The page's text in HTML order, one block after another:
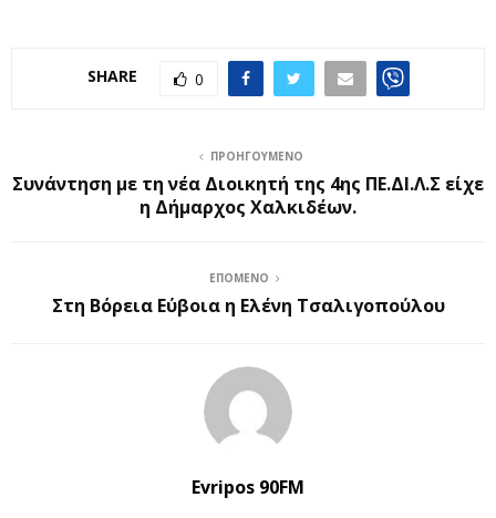
SHARE 0
ΠΡΟΗΓΟΎΜΕΝΟ
Συνάντηση με τη νέα Διοικητή της 4ης ΠΕ.ΔΙ.Λ.Σ είχε
η Δήμαρχος Χαλκιδέων.
ΕΠΌΜΕΝΟ
Στη Βόρεια Εύβοια η Ελένη Τσαλιγοπούλου
Evripos 90FM